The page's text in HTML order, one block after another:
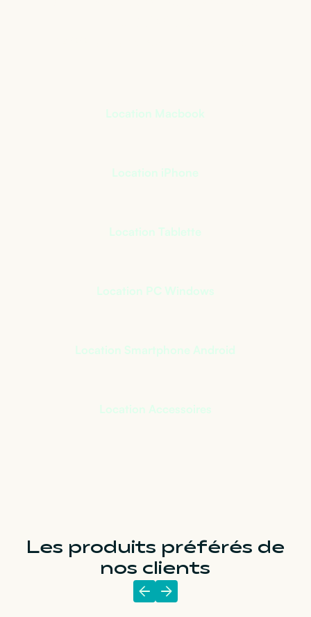
Location Macbook
Location iPhone
Location Tablette
Location PC Windows
Location Smartphone Android
Location Accessoires
Les produits préférés de
nos clients